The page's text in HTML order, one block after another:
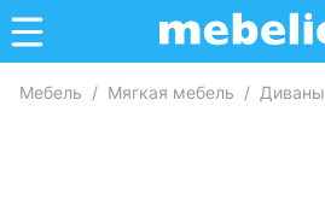
Мебель / Мягкая мебель / Диваны